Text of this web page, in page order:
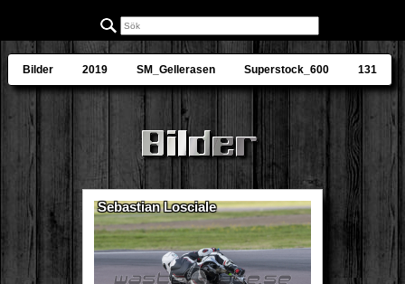
Bilder 2019 SM_Gellerasen Superstock_600 131
Sebastian Losciale